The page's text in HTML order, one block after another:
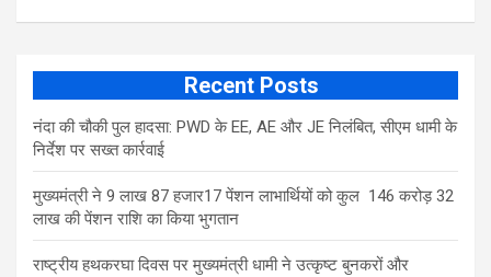
Recent Posts
नंदा की चौकी पुल हादसा: PWD के EE, AE और JE निलंबित, सीएम धामी के
निर्देश पर सख्त कार्रवाई
मुख्यमंत्री ने 9 लाख 87 हजार17 पेंशन लाभार्थियों को कुल 146 करोड़ 32
लाख की पेंशन राशि का किया भुगतान
राष्ट्रीय हथकरघा दिवस पर मुख्यमंत्री धामी ने उत्कृष्ट बुनकरों और